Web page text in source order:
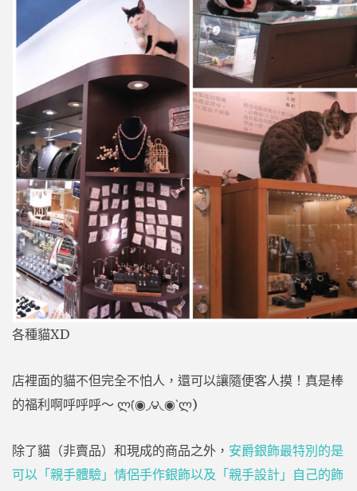
各種貓XD
店裡面的貓不但完全不怕人，還可以讓隨便客人摸！真是棒
的福利啊呼呼呼～ ლ(́◉◞౪◟◉‵ლ)
除了貓（非賣品）和現成的商品之外， 安爵銀飾最特別的是
可以「親手體驗」情侶手作銀飾以及「親手設計」自己的飾